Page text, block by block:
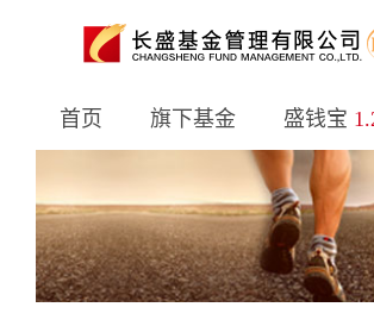
首页 旗下基金 盛钱宝